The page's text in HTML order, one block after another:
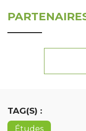
TAG(S) :
Études